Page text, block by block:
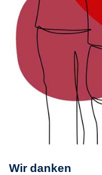
Wir danken